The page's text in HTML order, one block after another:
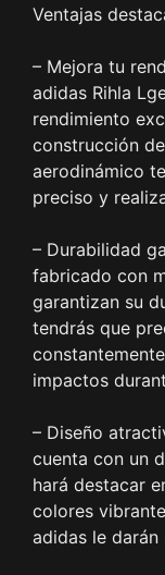
Ventajas
– Mejora tu
adidas Rihla
rendimiento
construcción
aerodinámico
preciso y
– Durabilidad
fabricado con
garantizan su
tendrás que
impactos
– Diseño
cuenta con un
hará destacar
colores
adidas le